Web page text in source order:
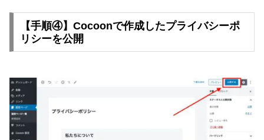
【手順④】Cocoonで作成したプライバシーポ
リシーを公開